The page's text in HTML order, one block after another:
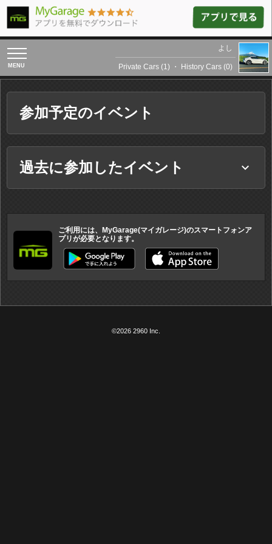
toggle
navigation
よし
Private Cars (1) ・ History Cars (0)
参加予定のイベント
過去に参加したイベント keyboard_arrow_down
ご利用には、MyGarage(マイガレージ)のスマートフォンア
プリが必要となります。
©2026 2960 Inc.